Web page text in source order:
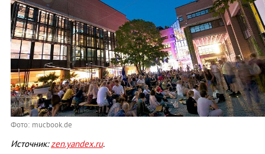
Фото: mucbook.de
Источник:zen.yandex.ru.